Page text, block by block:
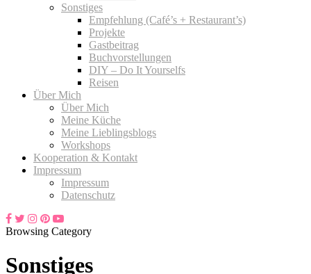
Sonstiges
Empfehlung (Café’s + Restaurant’s)
Projekte
Gastbeitrag
Buchvorstellungen
DIY – Do It Yourselfs
Reisen
Über Mich
Über Mich
Meine Küche
Meine Lieblingsblogs
Workshops
Kooperation & Kontakt
Impressum
Impressum
Datenschutz
Browsing Category
Sonstiges